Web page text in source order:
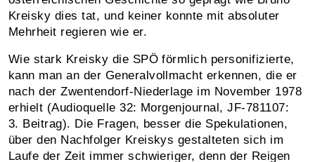
Kreisky dies tat, und keiner konnte mit absoluter
Mehrheit regieren wie er.
Wie stark Kreisky die SPÖ förmlich personifizierte,
kann man an der Generalvollmacht erkennen, die er
nach der Zwentendorf-Niederlage im November 1978
erhielt (Audioquelle 32: Morgenjournal, JF‑781107:
3. Beitrag). Die Fragen, besser die Spekulationen,
über den Nachfolger Kreiskys gestalteten sich im
Laufe der Zeit immer schwieriger, denn der Reigen